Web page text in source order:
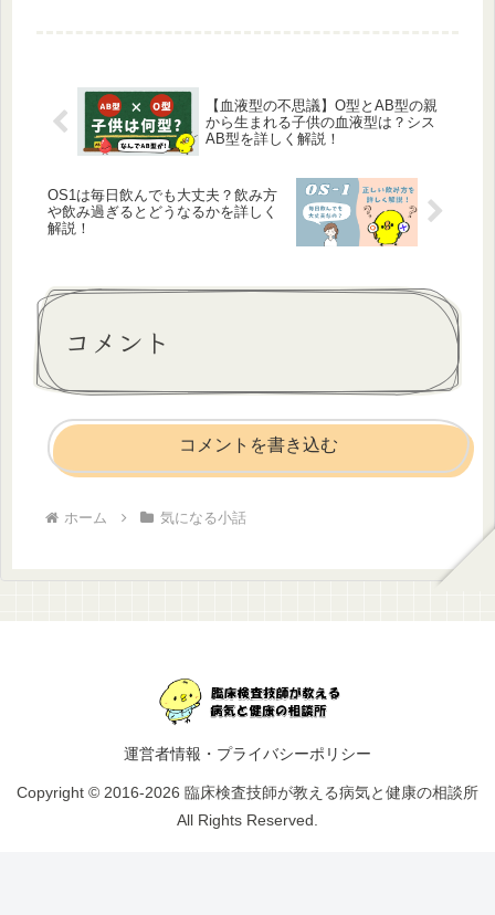
【血液型の不思議】O型とAB型の親
から生まれる子供の血液型は？シス
AB型を詳しく解説！
OS1は毎日飲んでも大丈夫？飲み方
や飲み過ぎるとどうなるかを詳しく
解説！
コメント
コメントを書き込む
ホーム 気になる小話
運営者情報・プライバシーポリシー
Copyright © 2016-2026 臨床検査技師が教える病気と健康の相談所
All Rights Reserved.